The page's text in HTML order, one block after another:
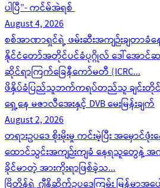
ပါပြီ”- ကင်မ်အဲရစ်
August 4, 2026
စစ်အာဏာရှင်ရဲ့ ဖမ်းဆီးအကျဉ်းချတာခံ
နိုင်ငံတော်အတိုင်ပင်ခံပုဂ္ဂိုလ် ဒေါ်အောင်
ဆိုင်ရာကြက်ခြေနီကော်မတီ (ICRC...
ဖိနှိပ်ခံပြည်သူဘက်ကရပ်တည်သူ ချင်းတို
ရှေ့နေ မဇာလီအေးနှင့် DVB မေးမြန်းချက်
August 2, 2026
တရားဥပဒေ စိုးမိုးမှု ကင်းမဲ့ပြီး အမှောင်
ထောင်သွင်းအကျဉ်းကျခံ နေရသူတွ
ခိုင်မာတဲ့ အားကိုးရာဖြစ်ခဲ့သ...
ဗြိတိန်ရဲ့ ဂျီနိဆိုက်ဥပဒေကြမ်း မြန်မာ